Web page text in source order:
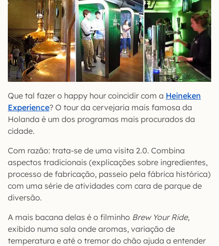
Que tal fazer o happy hour coincidir com a Heineken
Experience? O tour da cervejaria mais famosa da
Holanda é um dos programas mais procurados da
cidade.
Com razão: trata-se de uma visita 2.0. Combina
aspectos tradicionais (explicações sobre ingredientes,
processo de fabricação, passeio pela fábrica histórica)
com uma série de atividades com cara de parque de
diversão.
A mais bacana delas é o filminho Brew Your Ride,
exibido numa sala onde aromas, variação de
temperatura e até o tremor do chão ajuda a entender